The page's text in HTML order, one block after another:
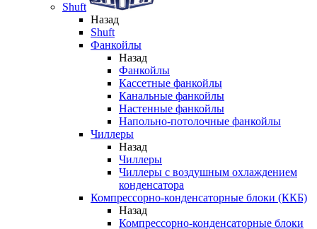
Shuft
Назад
Shuft
Фанкойлы
Назад
Фанкойлы
Кассетные фанкойлы
Канальные фанкойлы
Настенные фанкойлы
Напольно-потолочные фанкойлы
Чиллеры
Назад
Чиллеры
Чиллеры с воздушным охлаждением
конденсатора
Компрессорно-конденсаторные блоки (ККБ)
Назад
Компрессорно-конденсаторные блоки